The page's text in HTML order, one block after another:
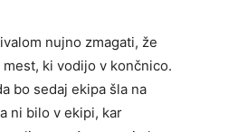
nujno zmagati, že
ki vodijo v končnico.
bo sedaj ekipa šla na
ni bilo v ekipi, kar